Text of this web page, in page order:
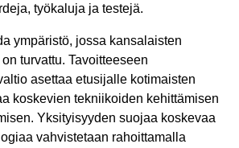
työkaluja ja testejä.
ympäristö, jossa kansalaisten
turvattu. Tavoitteeseen
asettaa etusijalle kotimaisten
koskevien tekniikoiden kehittämisen
Yksityisyyden suojaa koskevaa
vahvistetaan rahoittamalla